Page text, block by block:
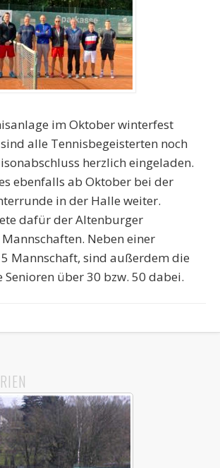
im Oktober winterfest
alle Tennisbegeisterten noch
herzlich eingeladen.
ebenfalls ab Oktober bei der
in der Halle weiter.
dafür der Altenburger
Neben einer
Mannschaft, sind außerdem die
über 30 bzw. 50 dabei.